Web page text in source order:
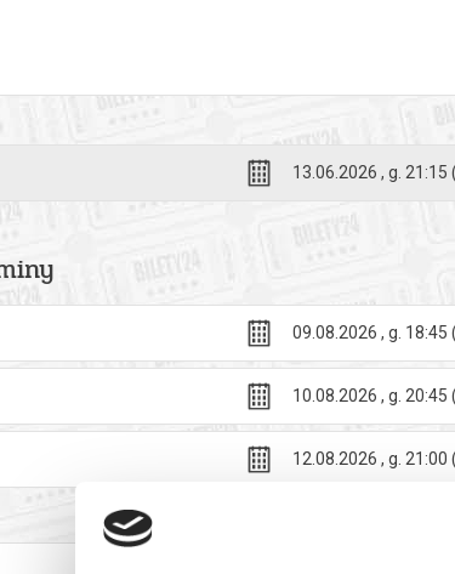
13.06.2026 , g. 21:15
09.08.2026 , g. 18:45
10.08.2026 , g. 20:45
12.08.2026 , g. 21:00